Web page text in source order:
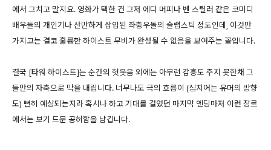
에서 그치고 말지요. 영화가 택한 건 그저 에디 머피나 벤 스틸러 같은 코미디
배우들의 개인기나 산만하게 삽입된 좌충우돌의 슬랩스틱 정도인데, 이것만
가지고는 결코 훌륭한 하이스트 무비가 완성될 수 없음을 보여주는 꼴입니다.
결국 [타워 하이스트]는 순간의 헛웃음 외에는 아무런 감흥도 주지 못한채 그
들만의 자축으로 막을 내립니다. 너무나도 극의 흐름이 (심지어는 유머의 방향
도) 뻔히 예상되는지라 혹시나 하고 기대를 걸었던 마지막 엔딩마저 이런 장르
에서는 보기 드문 공허함을 남깁니다.